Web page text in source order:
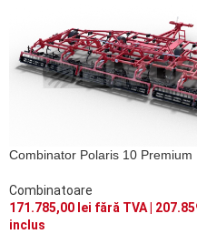
Combinator Polaris 10 Premium
Combinatoare
171.785,00 lei fără TVA |
inclus